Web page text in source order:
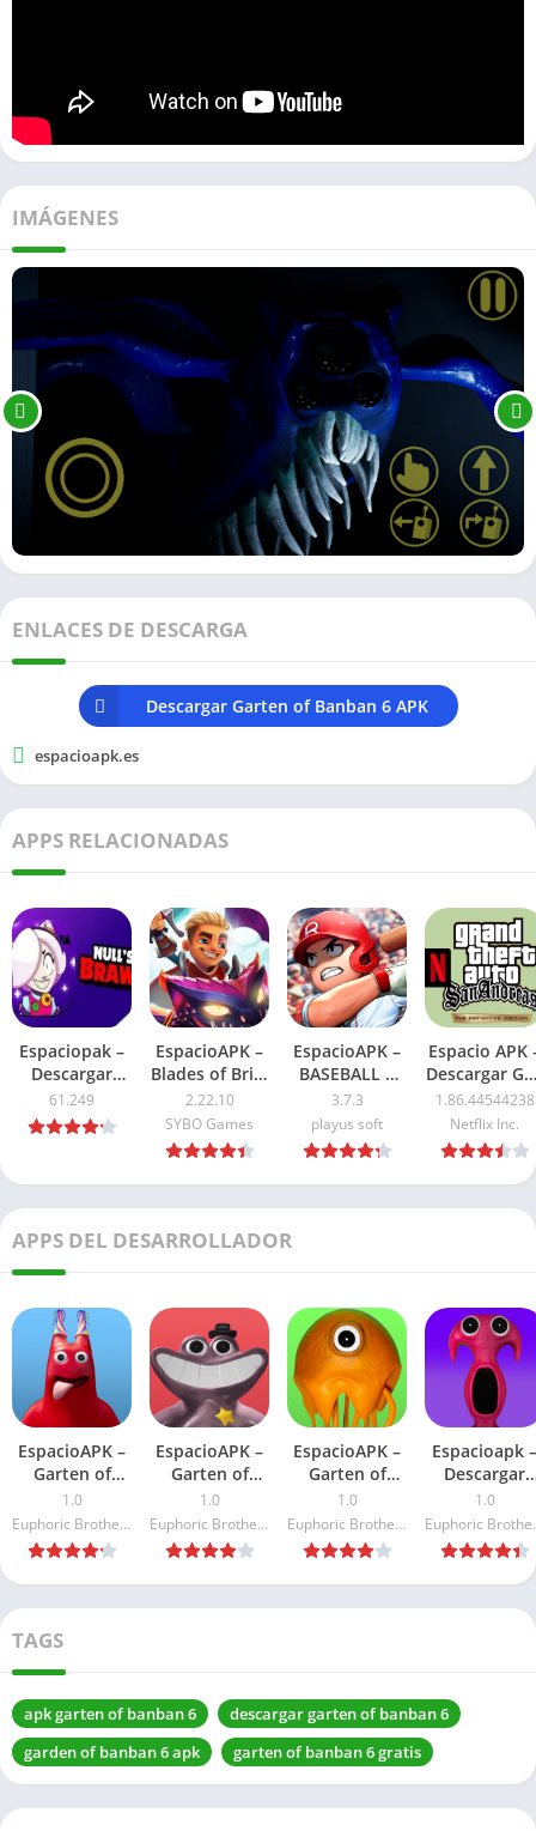
IMÁGENES
ENLACES DE DESCARGA
Descargar Garten of Banban 6 APK
espacioapk.es
APPS RELACIONADAS
Espaciopak –
Descargar
Nulls Brawl
APK Ultima
Version 2026
61.249
EspacioAPK –
Blades of Brim
Mod APK
2026: Dinero
ilimitado
2.22.10
SYBO Games
EspacioAPK –
BASEBALL 9
APK Mod
Dinero
Ilimitado 2026
3.7.3
playus soft
Espacio APK
Descargar
San Andreas
NETFLIX APK
2026: Ultima
versión
1.86.44544238
Netflix Inc.
APPS DEL DESARROLLADOR
EspacioAPK –
Garten of
Banban 2 APK
2026
1.0
Euphoric Brothers Games
EspacioAPK –
Garten of
Banban 4 Mod
APK 2026:
Última versión
1.0
Euphoric Brothers Games
EspacioAPK –
Garten of
Banban 3 Mod
APK 2026:
Última versión
1.0
Euphoric Brothers Games
Espacioapk –
Descargar
Garten of
Banban 7
Mod
1.0
TAGS
apk garten of banban 6
descargar garten of banban 6
garden of banban 6 apk
garten of banban 6 gratis